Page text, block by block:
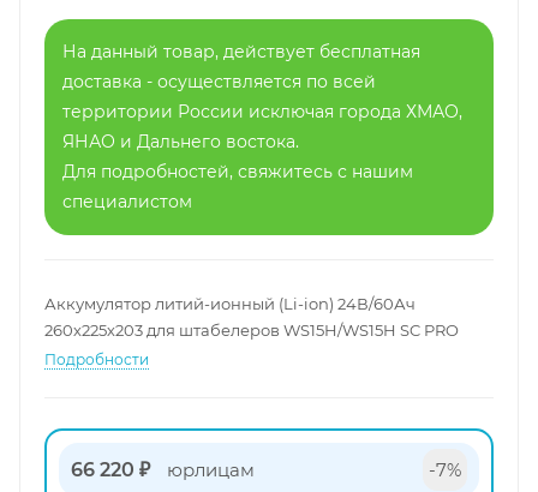
На данный товар, действует бесплатная
доставка - осуществляется по всей
территории России исключая города ХМАО,
ЯНАО и Дальнего востока.
Для подробностей, свяжитесь с нашим
специалистом
Аккумулятор литий-ионный (Li-ion) 24В/60Ач
260х225х203 для штабелеров WS15H/WS15H SC PRO
Подробности
66 220 ₽ юрлицам -7%